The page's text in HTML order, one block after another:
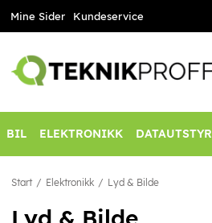
Mine Sider Kundeservice
BIL ELEKTRONIKK DATAUTSTYR
Start Elektronikk Lyd & Bilde